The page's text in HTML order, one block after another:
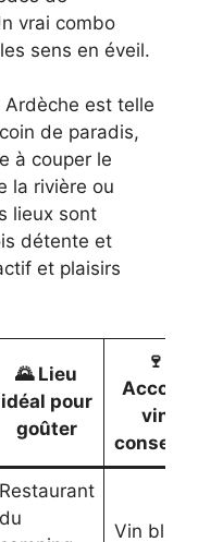
vrai combo
sens en éveil.
est telle
de paradis,
à couper le
la rivière ou
lieux sont
détente et
et plaisirs
🌄 Lieu
idéal pour
goûter
🍷
Accord
vin
conseillé
Restaurant
du
Vin blanc